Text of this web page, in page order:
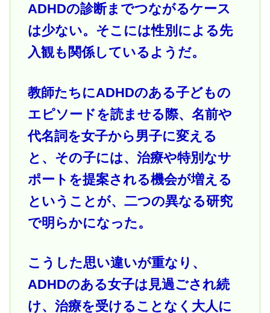
ADHDの診断までつながるケース
は少ない。そこには性別による先
入観も関係しているようだ。
教師たちにADHDのある子どもの
エピソードを読ませる際、名前や
代名詞を女子から男子に変える
と、その子には、治療や特別なサ
ポートを提案される機会が増える
ということが、二つの異なる研究
で明らかになった。
こうした思い違いが重なり、
ADHDのある女子は見過ごされ続
け、治療を受けることなく大人に